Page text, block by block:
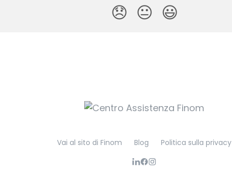
😞 😐 😃
Vai al sito di Finom Blog Politica sulla privacy